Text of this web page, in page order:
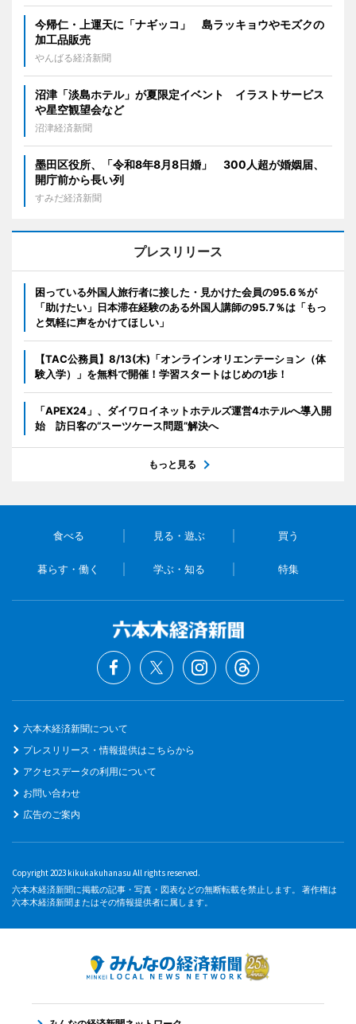
今帰仁・上運天に「ナギッコ」 島ラッキョウやモズクの
加工品販売
やんばる経済新聞
沼津「淡島ホテル」が夏限定イベント イラストサービス
や星空観望会など
沼津経済新聞
墨田区役所、「令和8年8月8日婚」 300人超が婚姻届、
開庁前から長い列
すみだ経済新聞
プレスリリース
困っている外国人旅行者に接した・見かけた会員の95.6％が
「助けたい」日本滞在経験のある外国人講師の95.7％は「もっ
と気軽に声をかけてほしい」
【TAC公務員】8/13(木)「オンラインオリエンテーション（体
験入学）」を無料で開催！学習スタートはじめの1歩！
「APEX24」、ダイワロイネットホテルズ運営4ホテルへ導入開
始 訪日客の“スーツケース問題”解決へ
もっと見る
食べる 見る・遊ぶ 買う
暮らす・働く 学ぶ・知る 特集
六本木経済新聞について
プレスリリース・情報提供はこちらから
アクセスデータの利用について
お問い合わせ
広告のご案内
Copyright 2023 kikukakuhanasu All rights reserved.
六本木経済新聞に掲載の記事・写真・図表などの無断転載を禁止します。 著作権は
六本木経済新聞またはその情報提供者に属します。